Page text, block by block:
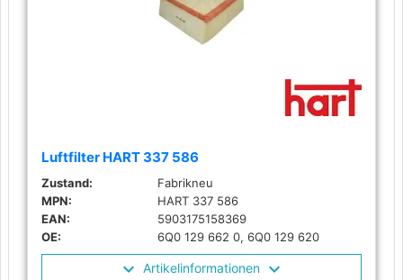
Luftfilter HART 337 586
Zustand:
Fabrikneu
MPN:
HART 337 586
EAN:
5903175158369
OE:
6Q0 129 662 0, 6Q0 129 620
Artikelinformationen